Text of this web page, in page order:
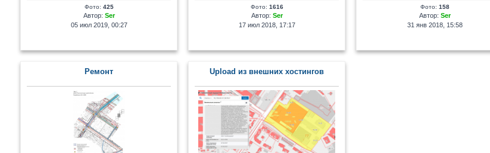
Фото: 425
Автор: Ser
05 июл 2019, 00:27
Фото: 1616
Автор: Ser
17 июл 2018, 17:17
Фото: 158
Автор: Ser
31 янв 2018, 15:58
Ремонт Upload из внешних хостингов